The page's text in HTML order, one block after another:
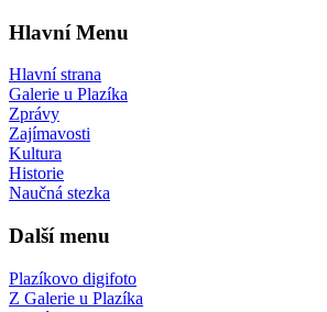
Hlavní Menu
Hlavní strana
Galerie u Plazíka
Zprávy
Zajímavosti
Kultura
Historie
Naučná stezka
Další menu
Plazíkovo digifoto
Z Galerie u Plazíka